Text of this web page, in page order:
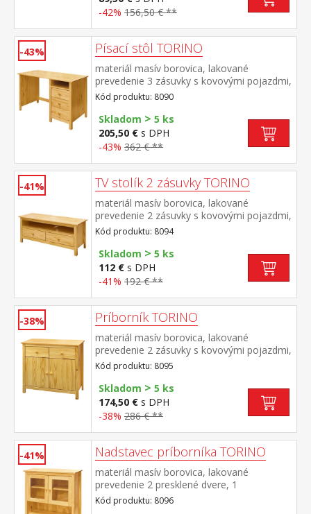
-42% 156,50 € **
-43% Písací stôl TORINO
materiál masív borovica, lakované
prevedenie 3 zásuvky s kovovými pojazdmi,
1 polica výsuv nie je súčasťou dodávky k
stolu je možné dokúpiť výsuvnú dosku na
klávesnicu 8840
Kód produktu: 8090
Skladom > 5 ks
205,50 € s DPH
-43% 362 € **
-41% TV stolík 2 zásuvky TORINO
materiál masív borovica, lakované
prevedenie 2 zásuvky s kovovými pojazdmi,
1 polica
Kód produktu: 8094
Skladom > 5 ks
112 € s DPH
-41% 192 € **
-38% Príborník TORINO
materiál masív borovica, lakované
prevedenie 2 zásuvky s kovovými pojazdmi,
2 plné dvere, 1 polica vhodný doplnok
nadstavec 8096
Kód produktu: 8095
Skladom > 5 ks
174,50 € s DPH
-38% 286 € **
-41% Nadstavec príborníka TORINO
materiál masív borovica, lakované
prevedenie 2 presklené dvere, 1
polica nadstavec príborníka 8095
Kód produktu: 8096